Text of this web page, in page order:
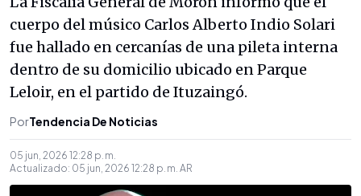
cuerpo del músico Carlos Alberto Indio Solari
fue hallado en cercanías de una pileta interna
dentro de su domicilio ubicado en Parque
Leloir, en el partido de Ituzaingó.
PorTendencia De Noticias
05 jun, 2026 12:28 p. m.
Actualizado: 05 jun, 2026 12:28 p. m. AR